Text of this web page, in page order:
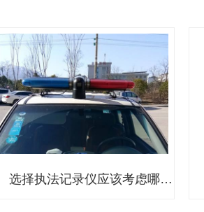
选择执法记录仪应该考虑哪些因素？